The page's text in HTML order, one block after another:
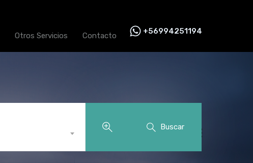
Otros Servicios Contacto +56994251194
Buscar